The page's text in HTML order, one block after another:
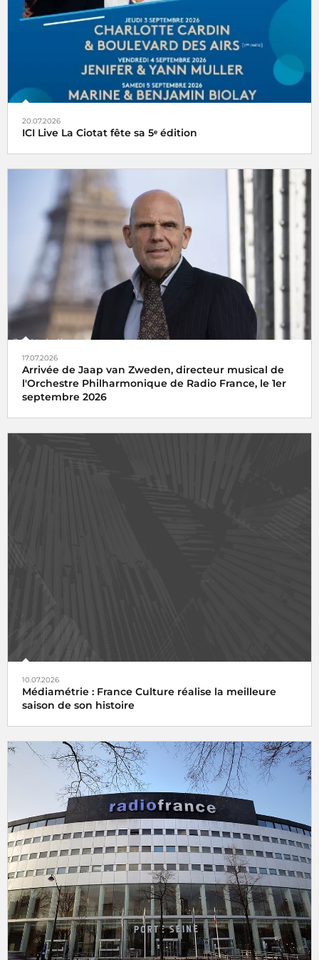
20.07.2026
ICI Live La Ciotat fête sa 5ᵉ édition
17.07.2026
Arrivée de Jaap van Zweden, directeur musical de
l'Orchestre Philharmonique de Radio France, le 1er
septembre 2026
10.07.2026
Médiamétrie : France Culture réalise la meilleure
saison de son histoire